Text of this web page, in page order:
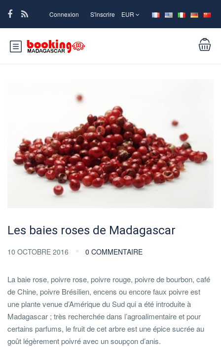
Connexion S'inscrire EUR
Les baies roses de Madagascar
10 OCTOBRE 2016 0 COMMENTAIRE
La baie rose, poivre rose, poivre rouge, poivre de bourbon, café
de Chine, poivre Brésilien, encens ou encore faux poivre est
une plante venue d’Amérique du Sud qui a été introduite à
Madagascar ; très recherchée dans l’agroalimentaire et pour
certains parfums, le fruit de cet arbre est une épice sucrée au
goût légèrement poivré avec un soupçon d’anis.